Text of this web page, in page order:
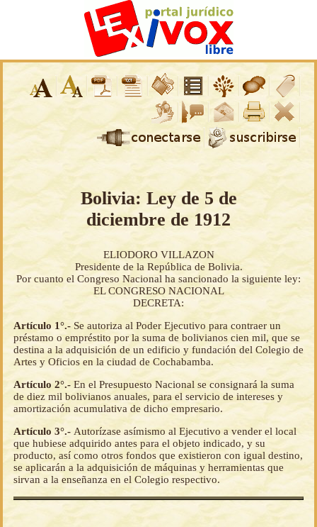
Bolivia: Ley de 5 de
diciembre de 1912
ELIODORO VILLAZON
Presidente de la República de Bolivia.
Por cuanto el Congreso Nacional ha sancionado la siguiente ley:
EL CONGRESO NACIONAL
DECRETA:
Artículo 1°.- Se autoriza al Poder Ejecutivo para contraer un
préstamo o empréstito por la suma de bolivianos cien mil, que se
destina a la adquisición de un edificio y fundación del Colegio de
Artes y Oficios en la ciudad de Cochabamba.
Artículo 2°.- En el Presupuesto Nacional se consignará la suma
de diez mil bolivianos anuales, para el servicio de intereses y
amortización acumulativa de dicho empresario.
Artículo 3°.- Autorízase asímismo al Ejecutivo a vender el local
que hubiese adquirido antes para el objeto indicado, y su
producto, así como otros fondos que existieron con igual destino,
se aplicarán a la adquisición de máquinas y herramientas que
sirvan a la enseñanza en el Colegio respectivo.